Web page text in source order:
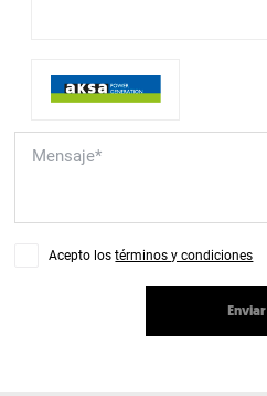
Acepto lostérminos y condiciones
Enviar